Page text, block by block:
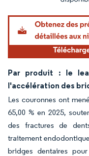
Par produit : le
l'accélération des
Les couronnes ont
65,00 % en 2025,
des fractures de
traitement
bridges dentaires